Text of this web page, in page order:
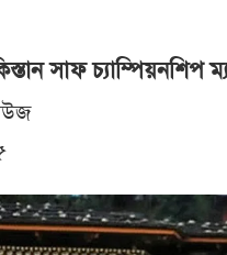
সাফ চ্যাম্পিয়নশিপ